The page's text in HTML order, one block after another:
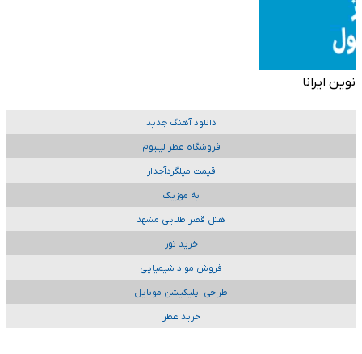
نوین ایرانا
دانلود آهنگ جدید
فروشگاه عطر لیلیوم
قیمت میلگردآجدار
به موزیک
هتل قصر طلایی مشهد
خرید تور
فروش مواد شیمیایی
طراحی اپلیکیشن موبایل
خرید عطر